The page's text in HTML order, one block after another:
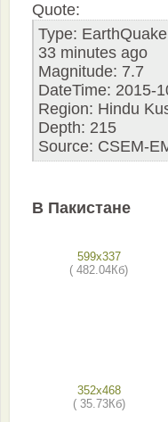
Quote:
Type: EarthQuake
33 minutes ago
Magnitude: 7.7
DateTime: 2015-
Region: Hindu
Depth: 215
Source: CSEM-
В Пакистане
599x337
( 482.04Кб)
352x468
( 35.73Кб)